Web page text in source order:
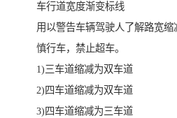
车行道宽度渐变标线
用以警告车辆驾驶人了解路宽
慎行车，禁止超车。
1)三车道缩减为双车道
2)四车道缩减为双车道
3)四车道缩减为三车道